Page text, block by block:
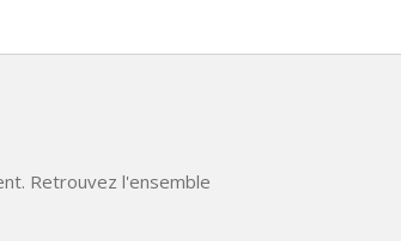
Retrouvez l'ensemble